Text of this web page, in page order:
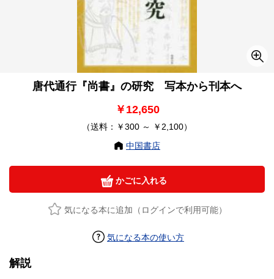
唐代通行『尚書』の研究 写本から刊本へ
￥12,650
（送料：￥300 ～ ￥2,100）
中国書店
かごに入れる
気になる本に追加（ログインで利用可能）
気になる本の使い方
解説